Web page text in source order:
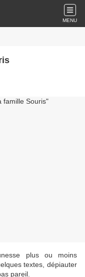
MENU
plus ou moins
textes, dépiauter
pareil.